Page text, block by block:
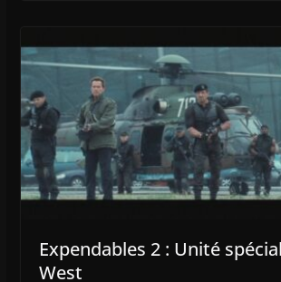
Expendables 2 : Unité
West